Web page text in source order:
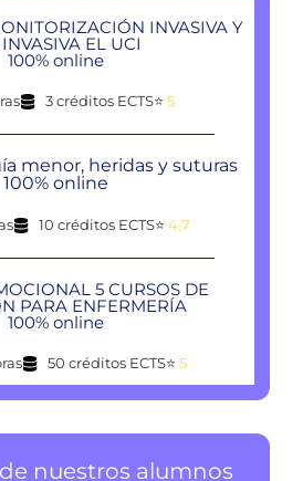
INVASIVA Y
EL UCI
100% online
3 créditos ECTS⭐ 5
menor, heridas y suturas
100% online
10 créditos ECTS⭐ 4,7
5 CURSOS DE
PARA ENFERMERÍA
100% online
50 créditos ECTS⭐ 5
nuestros alumnos